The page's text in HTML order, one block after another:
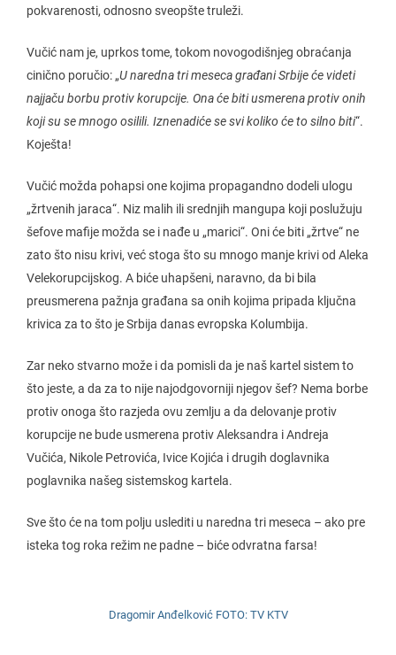
pokvarenosti, odnosno sveopšte truleži.
Vučić nam je, uprkos tome, tokom novogodišnjeg obraćanja
cinično poručio: „U naredna tri meseca građani Srbije će videti
najjaču borbu protiv korupcije. Ona će biti usmerena protiv onih
koji su se mnogo osilili. Iznenadiće se svi koliko će to silno biti“.
Koješta!
Vučić možda pohapsi one kojima propagandno dodeli ulogu
„žrtvenih jaraca“. Niz malih ili srednjih mangupa koji poslužuju
šefove mafije možda se i nađe u „marici“. Oni će biti „žrtve“ ne
zato što nisu krivi, već stoga što su mnogo manje krivi od Aleka
Velekorupcijskog. A biće uhapšeni, naravno, da bi bila
preusmerena pažnja građana sa onih kojima pripada ključna
krivica za to što je Srbija danas evropska Kolumbija.
Zar neko stvarno može i da pomisli da je naš kartel sistem to
što jeste, a da za to nije najodgovorniji njegov šef? Nema borbe
protiv onoga što razjeda ovu zemlju a da delovanje protiv
korupcije ne bude usmerena protiv Aleksandra i Andreja
Vučića, Nikole Petrovića, Ivice Kojića i drugih doglavnika
poglavnika našeg sistemskog kartela.
Sve što će na tom polju uslediti u naredna tri meseca – ako pre
isteka tog roka režim ne padne – biće odvratna farsa!
Dragomir Anđelković FOTO: TV KTV